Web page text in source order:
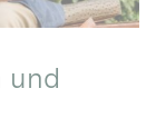
und